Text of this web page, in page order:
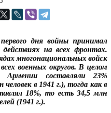
дня войны принимал
на всех фронтах.
многонациональных войск
военных округов. В целом
Армении составляли 23%
человек в 1941 г.), тогда как в
18%, то есть 34,5 млн
(1941 г.).